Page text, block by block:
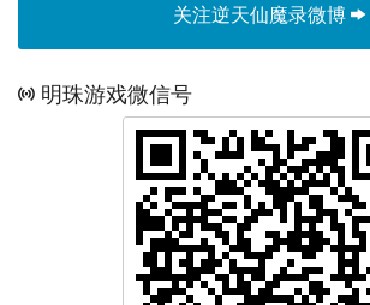
关注逆天仙魔录微博
明珠游戏微信号